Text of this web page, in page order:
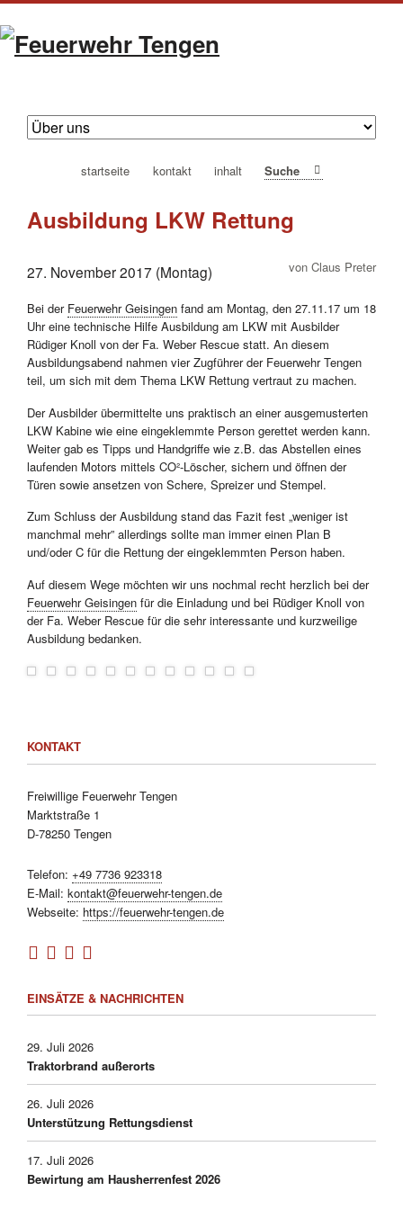
navigation
startseite kontakt inhalt
Ausbildung LKW Rettung
27. November 2017 (Montag) von Claus Preter
Bei der Feuerwehr Geisingenfand am Montag, den 27.11.17 um 18
Uhr eine technische Hilfe Ausbildung am LKW mit Ausbilder
Rüdiger Knoll von der Fa. Weber Rescue statt. An diesem
Ausbildungsabend nahmen vier Zugführer der Feuerwehr Tengen
teil, um sich mit dem Thema LKW Rettung vertraut zu machen.
Der Ausbilder übermittelte uns praktisch an einer ausgemusterten
LKW Kabine wie eine eingeklemmte Person gerettet werden kann.
Weiter gab es Tipps und Handgriffe wie z.B. das Abstellen eines
laufenden Motors mittels CO²-Löscher, sichern und öffnen der
Türen sowie ansetzen von Schere, Spreizer und Stempel.
Zum Schluss der Ausbildung stand das Fazit fest „weniger ist
manchmal mehr” allerdings sollte man immer einen Plan B
und/oder C für die Rettung der eingeklemmten Person haben.
Auf diesem Wege möchten wir uns nochmal recht herzlich bei der
Feuerwehr Geisingenfür die Einladung und bei Rüdiger Knoll von
der Fa. Weber Rescue für die sehr interessante und kurzweilige
Ausbildung bedanken.
KONTAKT
Freiwillige Feuerwehr Tengen
Marktstraße 1
D-78250 Tengen
Telefon: +49 7736 923318
E-Mail: kontakt@feuerwehr-tengen.de
Webseite: https://feuerwehr-tengen.de
EINSÄTZE & NACHRICHTEN
29. Juli 2026
Traktorbrand außerorts
26. Juli 2026
Unterstützung Rettungsdienst
17. Juli 2026
Bewirtung am Hausherrenfest 2026